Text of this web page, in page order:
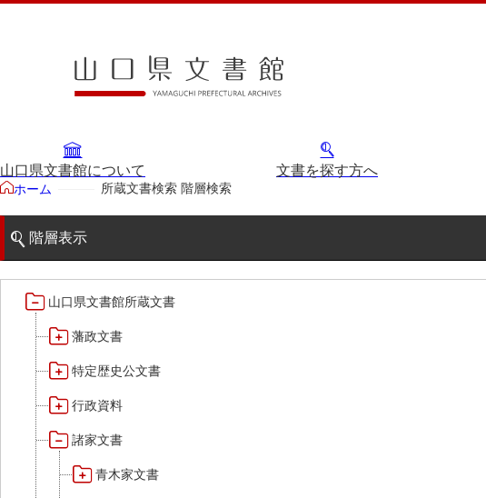
山口県文書館について 文書を探す方へ
ホーム 所蔵文書検索 階層検索
階層表示
山口県文書館所蔵文書
藩政文書
特定歴史公文書
行政資料
諸家文書
青木家文書